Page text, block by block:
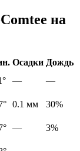
на
Осадки Дождь
—
—
0.1 мм
30%
—
3%